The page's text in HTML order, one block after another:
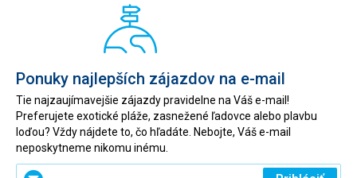
Ponuky najlepších zájazdov na e-mail
Tie najzaujímavejšie zájazdy pravidelne na Váš e-mail!
Preferujete exotické pláže, zasnežené ľadovce alebo plavbu
loďou? Vždy nájdete to, čo hľadáte. Nebojte, Váš e-mail
neposkytneme nikomu inému.
Zadajte